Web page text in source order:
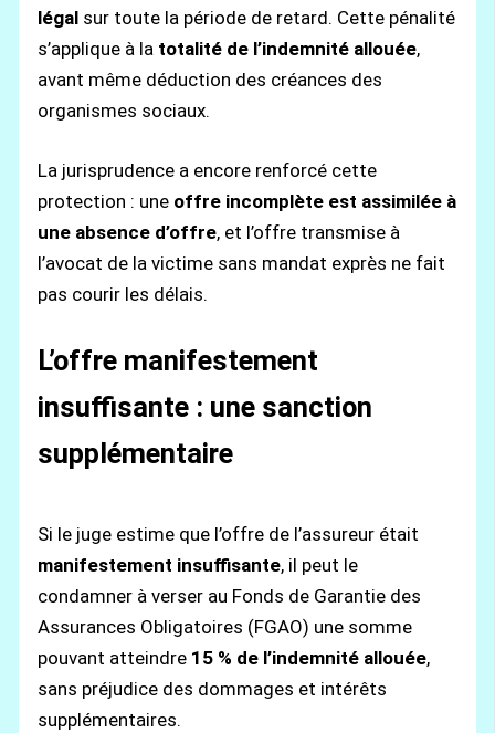
légal sur toute la période de retard. Cette pénalité
s’applique à la totalité de l’indemnité allouée,
avant même déduction des créances des
organismes sociaux.
La jurisprudence a encore renforcé cette
protection : une offre incomplète est assimilée à
une absence d’offre, et l’offre transmise à
l’avocat de la victime sans mandat exprès ne fait
pas courir les délais.
L’offre manifestement
insuffisante : une sanction
supplémentaire
Si le juge estime que l’offre de l’assureur était
manifestement insuffisante, il peut le
condamner à verser au Fonds de Garantie des
Assurances Obligatoires (FGAO) une somme
pouvant atteindre 15 % de l’indemnité allouée,
sans préjudice des dommages et intérêts
supplémentaires.